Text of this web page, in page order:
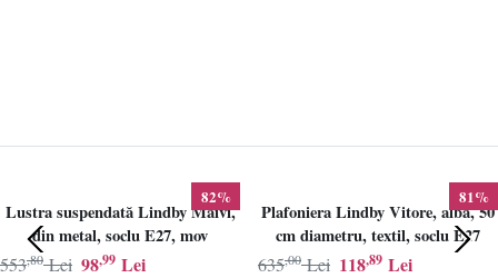
82%
Lustra suspendată Lindby Maivi,
din metal, soclu E27, mov
98,99 Lei
553,80 Lei
81%
Plafoniera Lindby Vitore, alba, 50
cm diametru, textil, soclu E27
118,89 Lei
635,00 Lei